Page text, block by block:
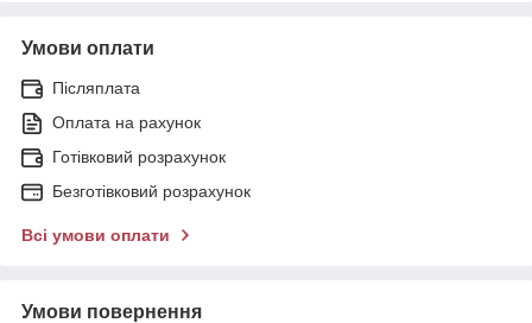
Умови оплати
Післяплата
Оплата на рахунок
Готівковий розрахунок
Безготівковий розрахунок
Всі умови оплати
Умови повернення